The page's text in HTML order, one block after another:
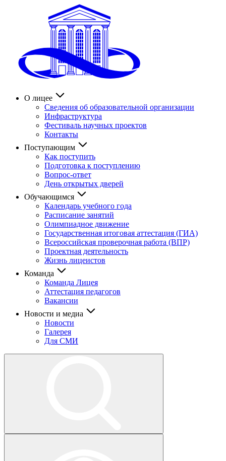
О лицее
Сведения об образовательной организации
Инфраструктура
Фестиваль научных проектов
Контакты
Поступающим
Как поступить
Подготовка к поступлению
Вопрос-ответ
День открытых дверей
Обучающимся
Календарь учебного года
Расписание занятий
Олимпиадное движение
Государственная итоговая аттестация (ГИА)
Всероссийская проверочная работа (ВПР)
Проектная деятельность
Жизнь лицеистов
Команда
Команда Лицея
Аттестация педагогов
Вакансии
Новости и медиа
Новости
Галерея
Для СМИ